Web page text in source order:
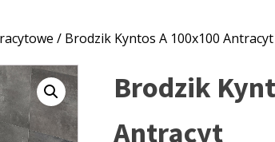
/ Brodzik Kyntos A 100x100 Antracyt
Brodzik
Antracyt